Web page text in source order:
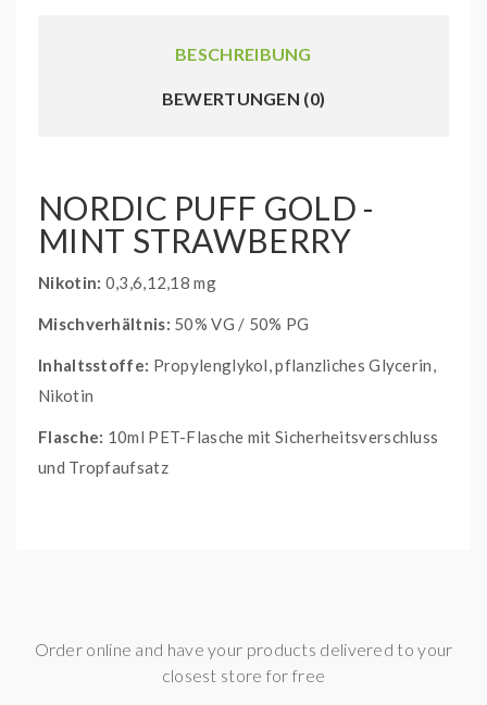
BESCHREIBUNG
BEWERTUNGEN (0)
NORDIC PUFF GOLD -
MINT STRAWBERRY
Nikotin: 0,3,6,12,18 mg
Mischverhältnis: 50% VG / 50% PG
Inhaltsstoffe: Propylenglykol, pflanzliches Glycerin,
Nikotin
Flasche: 10ml PET-Flasche mit Sicherheitsverschluss
und Tropfaufsatz
Order online and have your products delivered to your
closest store for free